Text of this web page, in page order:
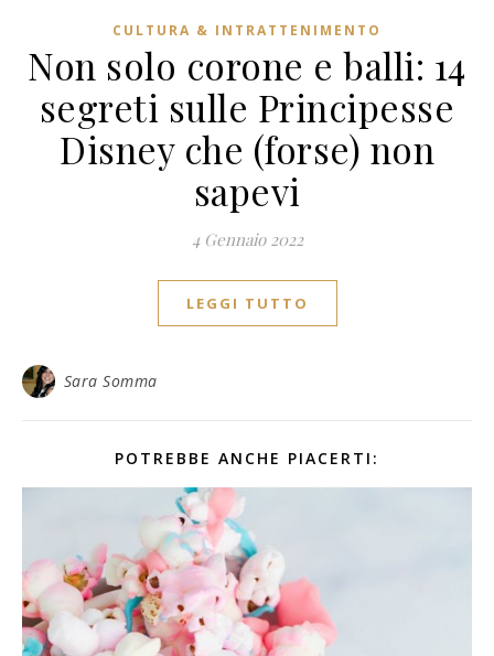
CULTURA & INTRATTENIMENTO
Non solo corone e balli: 14
segreti sulle Principesse
Disney che (forse) non
sapevi
4 Gennaio 2022
LEGGI TUTTO
Sara Somma
POTREBBE ANCHE PIACERTI: